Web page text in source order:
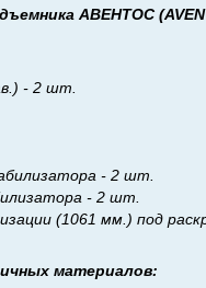
АВЕНТОС
- 2 шт.
- 2 шт.
- 2 шт.
(1061 мм.) под
материалов: